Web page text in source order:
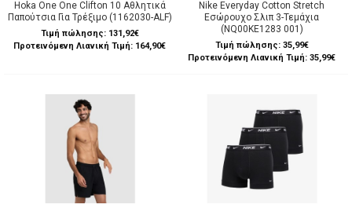
Hoka One One Clifton 10 Αθλητικά
Παπούτσια Για Τρέξιμο (1162030-ALF)
Τιμή πώλησης: 131,92€
Προτεινόμενη Λιανική Τιμή: 164,90€
Nike Everyday Cotton Stretch
Εσώρουχο Σλιπ 3-Τεμάχια
(NQ00KE1283 001)
Τιμή πώλησης: 35,99€
Προτεινόμενη Λιανική Τιμή: 35,99€